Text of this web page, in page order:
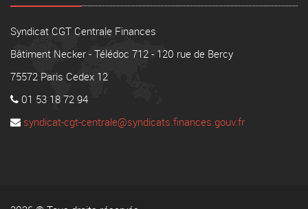
Syndicat CGT Centrale Finances
Bâtiment Necker - Télédoc 712 - 120 rue de Bercy
75572 Paris Cedex 12
01 53 18 72 94
syndicat-cgt-centrale@syndicats.finances.gouv.fr